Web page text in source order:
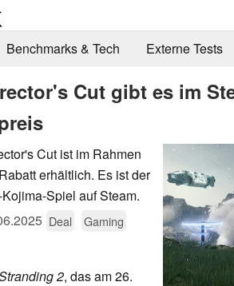
Benchmarks & Tech Externe Tests
Cut gibt es im
Cut ist im Rahmen
erhältlich. Es ist der
Spiel auf Steam.
Deal
Gaming
2, das am 26.